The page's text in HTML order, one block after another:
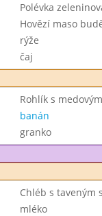
Polévka
Hovězí maso
rýže
čaj
Rohlík s
banán
granko
Chléb s taveným
mléko